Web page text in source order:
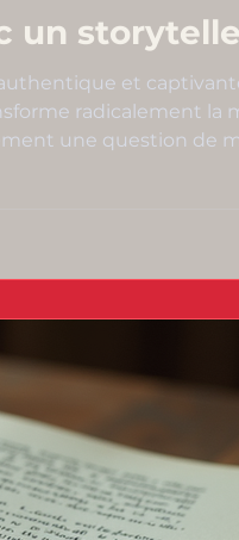
un
et
radicalement la
une question de